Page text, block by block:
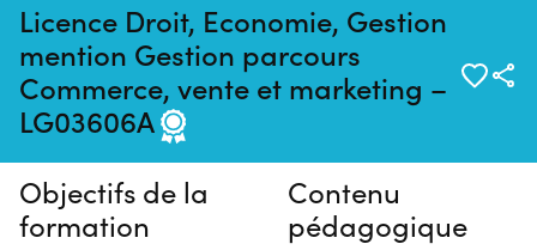
Licence Droit, Economie, Gestion
mention Gestion parcours
Commerce, vente et marketing –
LG03606A
Pas de session programmée en
ce moment
Objectifs de la
formation
Contenu
pédagogique